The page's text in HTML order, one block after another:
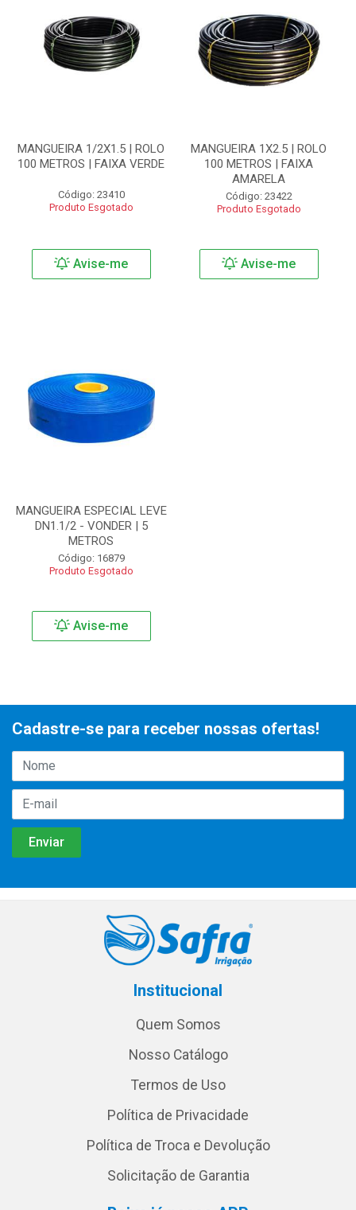
MANGUEIRA 1/2X1.5 | ROLO
100 METROS | FAIXA VERDE
Código: 23410
Produto Esgotado
Avise-me
MANGUEIRA 1X2.5 | ROLO
100 METROS | FAIXA
AMARELA
Código: 23422
Produto Esgotado
Avise-me
MANGUEIRA ESPECIAL LEVE
DN1.1/2 - VONDER | 5
METROS
Código: 16879
Produto Esgotado
Avise-me
Cadastre-se para receber nossas ofertas!
Institucional
Quem Somos
Nosso Catálogo
Termos de Uso
Política de Privacidade
Política de Troca e Devolução
Solicitação de Garantia